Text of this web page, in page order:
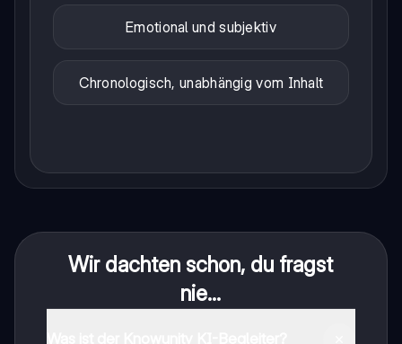
Emotional und subjektiv
Chronologisch, unabhängig vom Inhalt
Wir dachten schon, du fragst
nie...